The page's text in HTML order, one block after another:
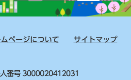
ページについて サイトマップ
番号 3000020412031